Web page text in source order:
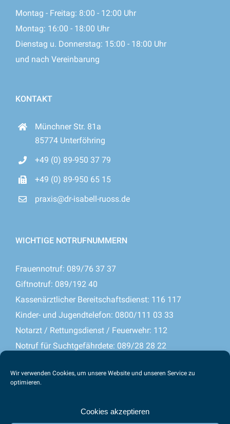
Wir verwenden Cookies, um unsere Website und unseren Service zu
optimieren.
Cookies akzeptieren
Montag - Freitag: 8:00 - 12:00 Uhr
Montag: 16:00 - 18:00 Uhr
Dienstag u. Donnerstag: 15:00 - 18:00 Uhr
und nach Vereinbarung
KONTAKT
Münchner Str. 81a
85774 Unterföhring
+49 (0) 89-950 37 79
+49 (0) 89-950 65 15
praxis@dr-isabell-ruoss.de
WICHTIGE NOTRUFNUMMERN
Frauennotruf: 089/76 37 37
Giftnotruf: 089/192 40
Kassenärztlicher Bereitschaftsdienst: 116 117
Kinder- und Jugendtelefon: 0800/111 03 33
Notarzt / Rettungsdienst / Feuerwehr: 112
Notruf für Suchtgefährdete: 089/28 28 22
Zahnärztlicher Notdienst: 089/723 30-93